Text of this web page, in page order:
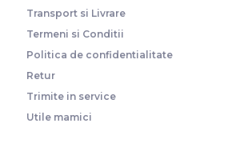
Transport si Livrare
Termeni si Conditii
Politica de confidentialitate
Retur
Trimite in service
Utile mamici